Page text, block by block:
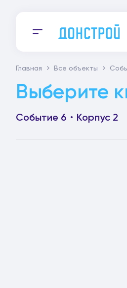
Главная Все объекты
Выберите
Событие 6 Корпус 2